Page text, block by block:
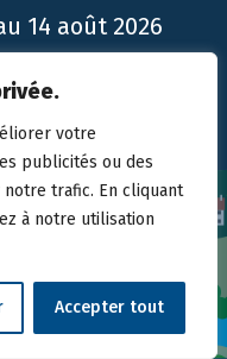
votre
publicités ou des
trafic. En cliquant
à notre utilisation
Accepter tout
14 août 2026